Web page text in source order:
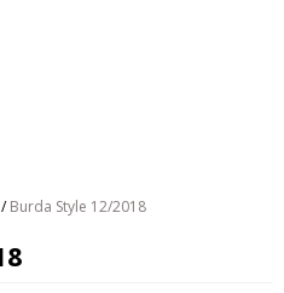
/ Burda Style 12/2018